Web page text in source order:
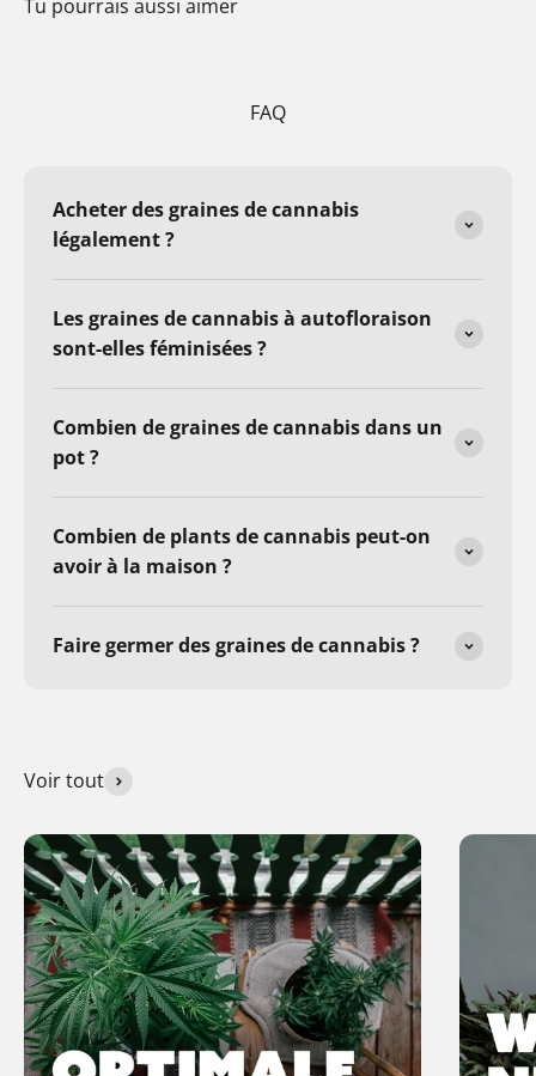
Tu pourrais aussi aimer
FAQ
Acheter des graines de cannabis
légalement ?
Les graines de cannabis à autofloraison
sont-elles féminisées ?
Combien de graines de cannabis dans un
pot ?
Combien de plants de cannabis peut-on
avoir à la maison ?
Faire germer des graines de cannabis ?
Voir tout